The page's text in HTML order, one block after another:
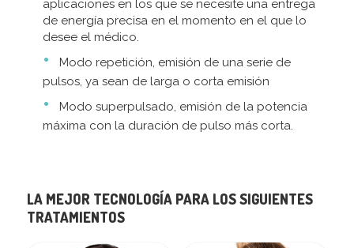
aplicaciones en los que se necesite una entrega
de energía precisa en el momento en el que lo
desee el médico.
Modo repetición, emisión de una serie de
pulsos, ya sean de larga o corta emisión
Modo superpulsado, emisión de la potencia
máxima con la duración de pulso más corta.
LA MEJOR TECNOLOGÍA PARA LOS SIGUIENTES
TRATAMIENTOS